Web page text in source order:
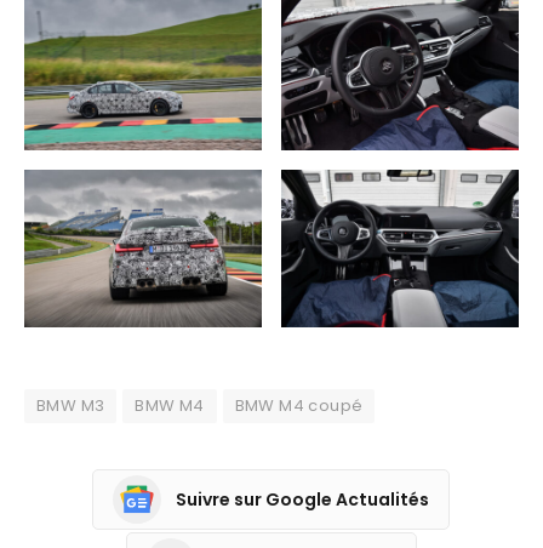
BMW M3 BMW M4 BMW M4 coupé
Suivre sur Google Actualités